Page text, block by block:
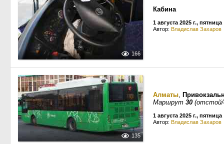
166
Кабина
1 августа 2025 г., пятница
Автор: Владислав Захаров
135
Алматы,
Маршрут 30 (отстой/
1 августа 2025 г., пятница
Автор: Владислав Захаров